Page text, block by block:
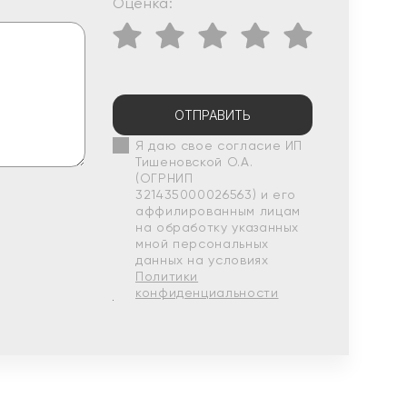
ОТПРАВИТЬ
Я даю свое согласие ИП
Тишеновской О.А.
(ОГРНИП
321435000026563) и его
аффилированным лицам
на обработку указанных
мной персональных
данных на условиях
Политики
конфиденциальности